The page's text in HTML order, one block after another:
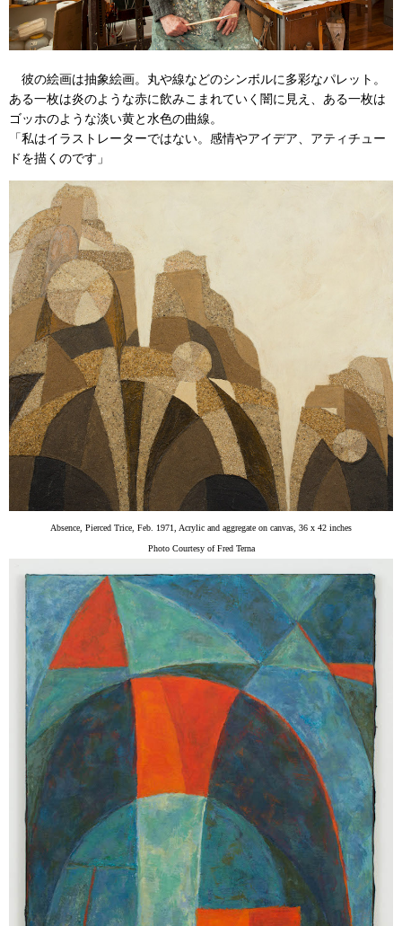
彼の絵画は抽象絵画。丸や線などのシンボルに多彩なパレット。
ある一枚は炎のような赤に飲みこまれていく闇に見え、ある一枚は
ゴッホのような淡い黄と水色の曲線。
「私はイラストレーターではない。感情やアイデア、アティチュー
ドを描くのです」
Absence, Pierced Trice, Feb. 1971, Acrylic and aggregate on canvas, 36 x 42 inches
Photo Courtesy of Fred Terna